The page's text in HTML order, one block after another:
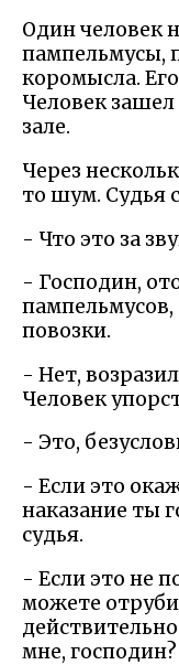
Один человек
пампельмусы,
коромысла.
Человек зашел
зале.
Через
то шум. Судья
- Что это за
- Господин,
повозки.
- Нет,
Человек
- Это,
- Если это
наказание ты
судья.
- Если это не
можете
мне, господин?